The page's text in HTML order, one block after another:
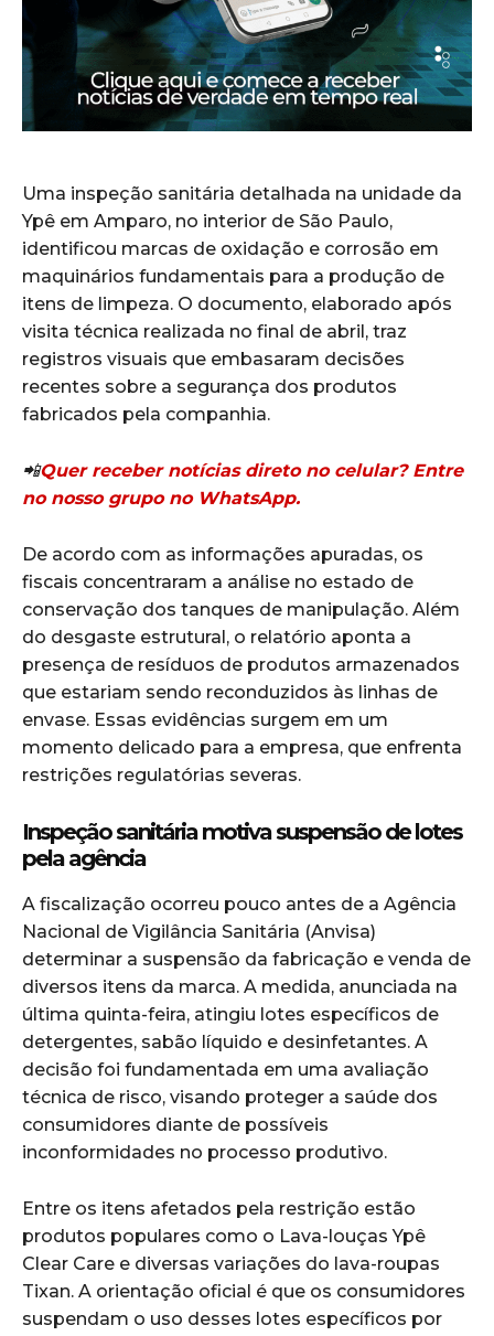
Uma inspeção sanitária detalhada na unidade da
Ypê em Amparo, no interior de São Paulo,
identificou marcas de oxidação e corrosão em
maquinários fundamentais para a produção de
itens de limpeza. O documento, elaborado após
visita técnica realizada no final de abril, traz
registros visuais que embasaram decisões
recentes sobre a segurança dos produtos
fabricados pela companhia.
📲Quer receber notícias direto no celular? Entre
no nosso grupo no WhatsApp.
De acordo com as informações apuradas, os
fiscais concentraram a análise no estado de
conservação dos tanques de manipulação. Além
do desgaste estrutural, o relatório aponta a
presença de resíduos de produtos armazenados
que estariam sendo reconduzidos às linhas de
envase. Essas evidências surgem em um
momento delicado para a empresa, que enfrenta
restrições regulatórias severas.
Inspeção sanitária motiva suspensão de lotes
pela agência
A fiscalização ocorreu pouco antes de a Agência
Nacional de Vigilância Sanitária (Anvisa)
determinar a suspensão da fabricação e venda de
diversos itens da marca. A medida, anunciada na
última quinta-feira, atingiu lotes específicos de
detergentes, sabão líquido e desinfetantes. A
decisão foi fundamentada em uma avaliação
técnica de risco, visando proteger a saúde dos
consumidores diante de possíveis
inconformidades no processo produtivo.
Entre os itens afetados pela restrição estão
produtos populares como o Lava-louças Ypê
Clear Care e diversas variações do lava-roupas
Tixan. A orientação oficial é que os consumidores
suspendam o uso desses lotes específicos por